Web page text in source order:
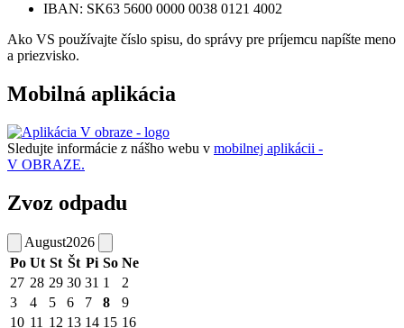
IBAN: SK63 5600 0000 0038 0121 4002
Ako VS používajte číslo spisu, do správy pre príjemcu napíšte meno
a priezvisko.
Mobilná aplikácia
Sledujte informácie z nášho webu v mobilnej aplikácii -
V OBRAZE.
Zvoz odpadu
August2026
Po Ut St Št Pi So Ne
27 28 29 30 31 1
2
3
4 5 6 7 8
9
10 11 12 13 14 15 16